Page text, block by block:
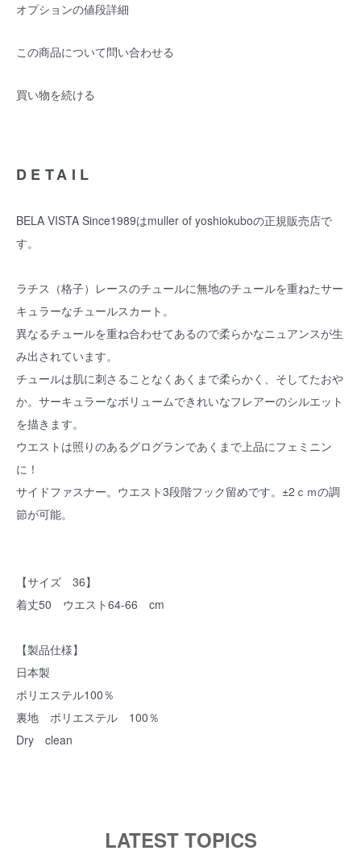
オプションの値段詳細
この商品について問い合わせる
買い物を続ける
DETAIL
BELA VISTA Since1989はmuller of yoshiokuboの正規販売店で
す。
ラチス（格子）レースのチュールに無地のチュールを重ねたサー
キュラーなチュールスカート。
異なるチュールを重ね合わせてあるので柔らかなニュアンスが生
み出されています。
チュールは肌に刺さることなくあくまで柔らかく、そしてたおや
か。サーキュラーなボリュームできれいなフレアーのシルエット
を描きます。
ウエストは照りのあるグログランであくまで上品にフェミニン
に！
サイドファスナー。ウエスト3段階フック留めです。±2ｃｍの調
節が可能。
【サイズ 36】
着丈50 ウエスト64-66 cm
【製品仕様】
日本製
ポリエステル100％
裏地 ポリエステル 100％
Dry clean
LATEST TOPICS